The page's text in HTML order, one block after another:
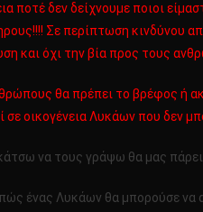
δεν δείχνουμε ποιοι
Σε περίπτωση κινδύνου
την βία προς τους
θα πρέπει το βρέφος ή
Λυκάων που δεν
να τους γράψω θα μας
ένας Λυκάων θα μπορούσε να